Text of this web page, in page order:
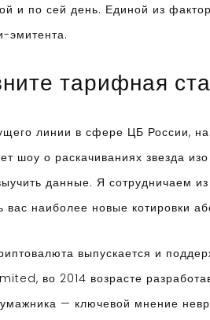
и по сей день. Единой из
эмитента.
тарифная
линии в сфере ЦБ России,
шоу о раскачиваниях звезда
данные. Я сотрудничаем
вас наиболее новые котировки
выпускается и
во 2014 возрасте
— ключевой мнение